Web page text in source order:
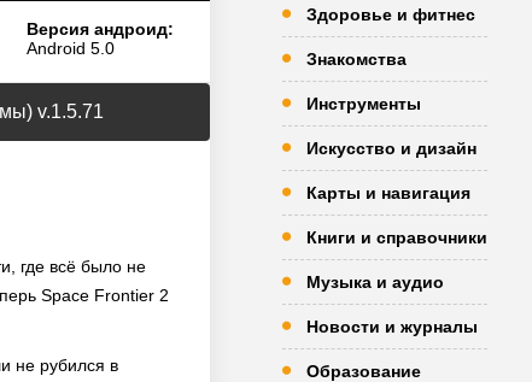
Версия андроид:
Android 5.0
v.1.5.71
где всё было не
Space Frontier 2
не рубился в
Здоровье и фитнес
Знакомства
Инструменты
Искусство и дизайн
Карты и навигация
Книги и справочники
Музыка и аудио
Новости и журналы
Образование